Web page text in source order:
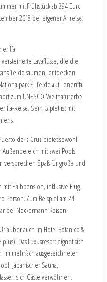
mit Frühstück ab 394 Euro
2018 bei eigener Anreise.
Lavaflüsse, die die
Teide säumen, entdecken
El Teide auf Teneriffa.
zum UNESCO-Weltnaturerbe
Reise. Sein Gipfel ist mit
de la Cruz bietet sowohl
Außenbereich mit zwei Pools
versprechen Spaß für große und
Halbpension, inklusive Flug,
Person. Zum Beispiel am 24.
bei Neckermann Reisen.
auch im Hotel Botanico &
Das Luxusresort eignet sich
mehrfach ausgezeichneten
Japanischer Sauna,
sich Gäste verwöhnen.